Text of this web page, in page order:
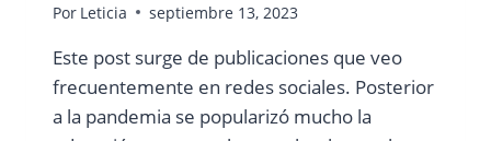
Por Leticia septiembre 13, 2023
Este post surge de publicaciones que veo
frecuentemente en redes sociales. Posterior
a la pandemia se popularizó mucho la